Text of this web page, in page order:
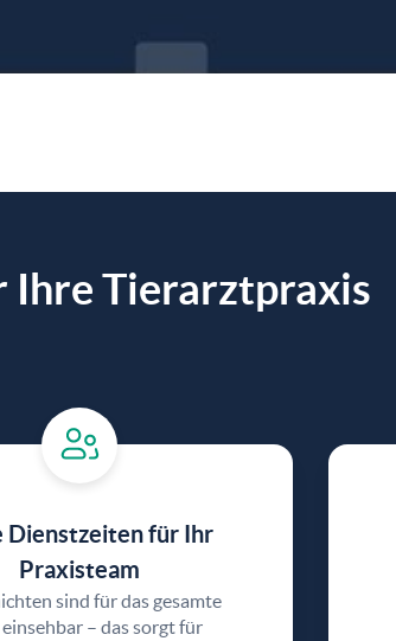
Tierarztpraxis
Dienstzeiten für Ihr
Praxisteam
sind für das gesamte
einsehbar – das sorgt für